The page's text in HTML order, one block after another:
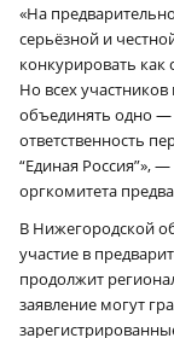
«На
серьёзной и
конкурировать
Но всех
объединять одно —
ответственность
“Единая Россия”»,
оргкомитета
В Нижегородской
участие в
продолжит
заявление могут